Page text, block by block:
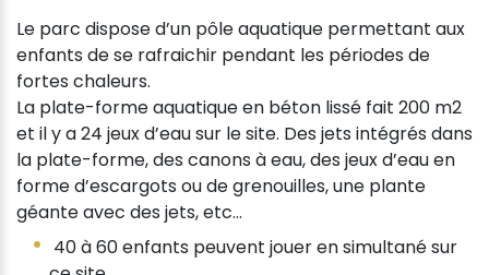
Le parc dispose d’un pôle aquatique permettant aux
enfants de se rafraichir pendant les périodes de
fortes chaleurs.
La plate-forme aquatique en béton lissé fait 200 m2
et il y a 24 jeux d’eau sur le site. Des jets intégrés dans
la plate-forme, des canons à eau, des jeux d’eau en
forme d’escargots ou de grenouilles, une plante
géante avec des jets, etc...
40 à 60 enfants peuvent jouer en simultané sur